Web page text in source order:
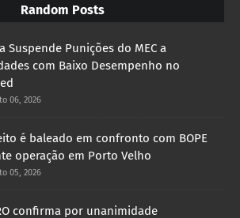
Random Posts
Suspende Punições do MEC a
com Baixo Desempenho no
06, 2026
é baleado em confronto com BOPE
operação em Porto Velho
05, 2026
confirma por unanimidade